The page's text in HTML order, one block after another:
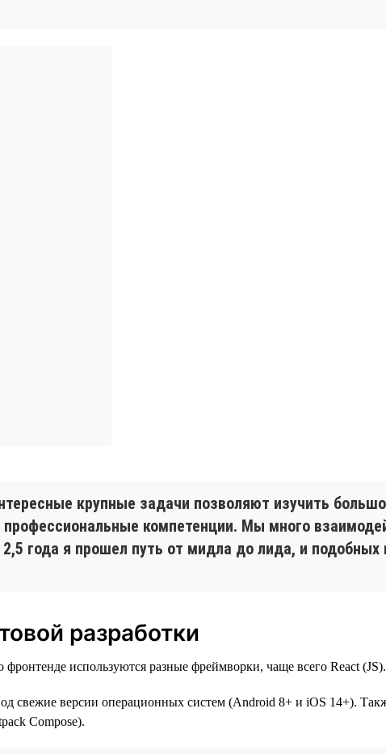
крупные задачи позволяют изучить
профессиональные компетенции. Мы много
года я прошел путь от мидла до лида, и подобных
разработки
используются разные фреймворки, чаще всего React (JS).
свежие версии операционных систем (Android 8+ и iOS 14+).
Compose).